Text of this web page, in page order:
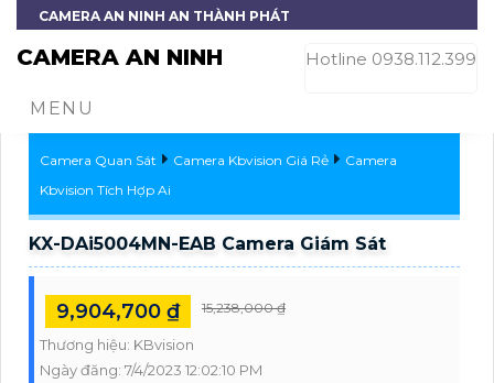
CAMERA AN NINH AN THÀNH PHÁT
CAMERA AN NINH Hotline 0938.112.399
MENU
Camera Quan Sát Camera Kbvision Giá Rẻ
Camera
Kbvision Tích Hợp Ai
KX-DAi5004MN-EAB Camera Giám Sát
9,904,700 ₫ 15,238,000 ₫
Thương hiệu: KBvision
Ngày đăng: 7/4/2023 12:02:10 PM